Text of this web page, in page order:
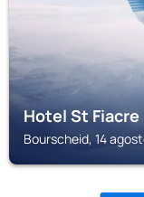
Hotel St Fiacre
Bourscheid, 14